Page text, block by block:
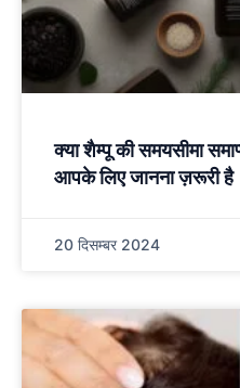
क्या शैम्पू की समयसीमा
आपके लिए जानना ज़रूरी है
20 दिसम्बर 2024